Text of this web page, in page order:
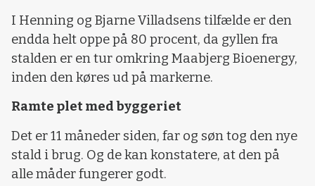
I Henning og Bjarne Villadsens tilfælde er den
endda helt oppe på 80 procent, da gyllen fra
stalden er en tur omkring Maabjerg Bioenergy,
inden den køres ud på markerne.
Ramte plet med byggeriet
Det er 11 måneder siden, far og søn tog den nye
stald i brug. Og de kan konstatere, at den på
alle måder fungerer godt.